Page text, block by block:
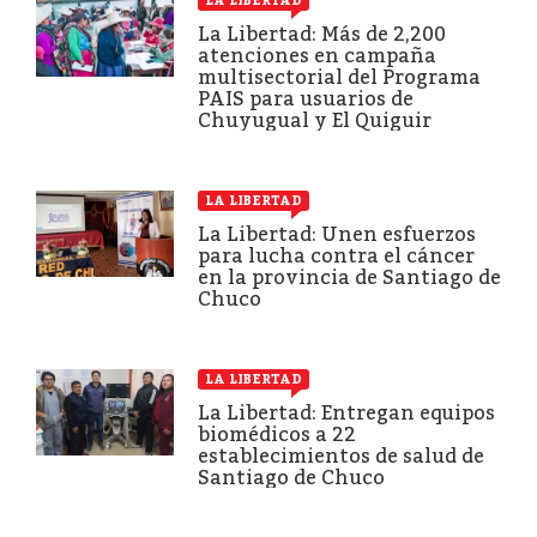
La Libertad: Más de 2,200
atenciones en campaña
multisectorial del Programa
PAIS para usuarios de
Chuyugual y El Quiguir
LA LIBERTAD
La Libertad: Unen esfuerzos
para lucha contra el cáncer
en la provincia de Santiago de
Chuco
LA LIBERTAD
La Libertad: Entregan equipos
biomédicos a 22
establecimientos de salud de
Santiago de Chuco